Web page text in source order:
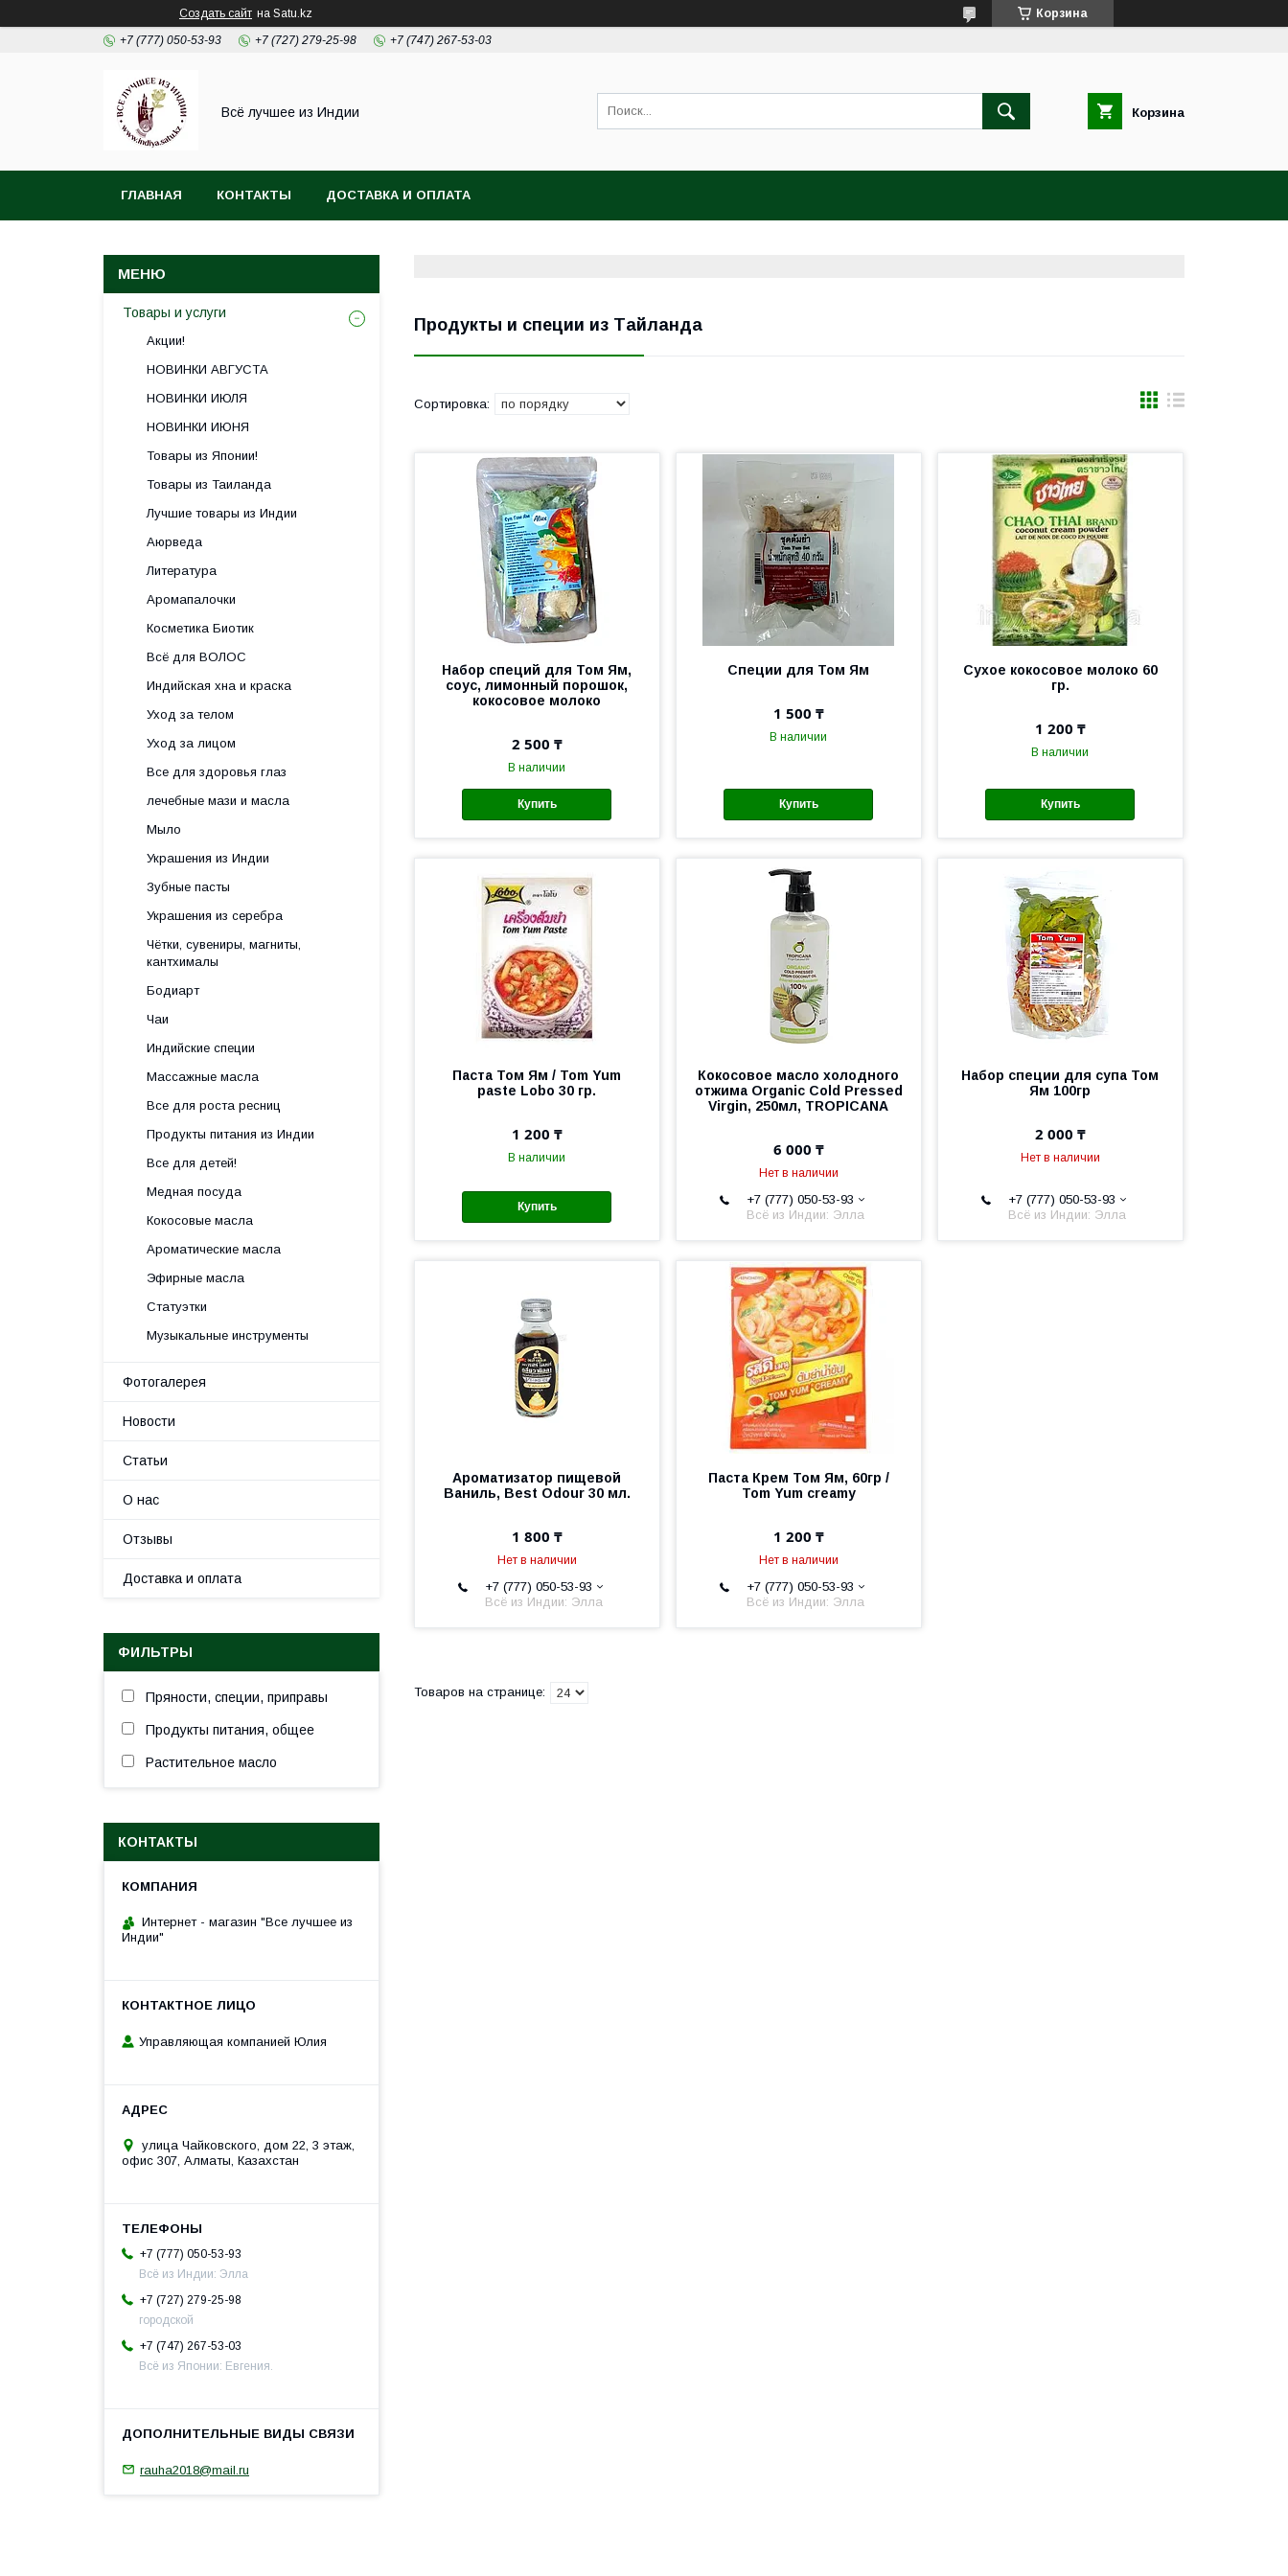
Создать сайт на Satu.kz Корзина
+7 (777) 050-53-93 +7 (727) 279-25-98 +7 (747) 267-53-03
Всё лучшее из Индии Корзина
ГЛАВНАЯ КОНТАКТЫ ДОСТАВКА И ОПЛАТА
Продукты и специи из Тайланда
Набор специй для Том Ям,
соус, лимонный порошок,
кокосовое молоко
2 500 ₸
В наличии
Купить
Специи для Том Ям
1 500 ₸
В наличии
Купить
Сухое кокосовое молоко 60
гр.
1 200 ₸
В наличии
Купить
Паста Том Ям / Tom Yum
paste Lobo 30 гр.
1 200 ₸
В наличии
Купить
Кокосовое масло холодного
отжима Organic Cold Pressed
Virgin, 250мл, TROPICANA
6 000 ₸
Нет в наличии
+7 (777) 050-53-93
Всё из Индии: Элла
Набор специи для супа Том
Ям 100гр
2 000 ₸
Нет в наличии
+7 (777) 050-53-93
Всё из Индии: Элла
Ароматизатор пищевой
Ваниль, Best Odour 30 мл.
1 800 ₸
Нет в наличии
+7 (777) 050-53-93
Всё из Индии: Элла
Паста Крем Том Ям, 60гр /
Tom Yum creamy
1 200 ₸
Нет в наличии
+7 (777) 050-53-93
Всё из Индии: Элла
Товары и услуги
Акции!
НОВИНКИ АВГУСТА
НОВИНКИ ИЮЛЯ
НОВИНКИ ИЮНЯ
Товары из Японии!
Товары из Таиланда
Лучшие товары из Индии
Аюрведа
Литература
Аромапалочки
Косметика Биотик
Всё для ВОЛОС
Индийская хна и краска
Уход за телом
Уход за лицом
Все для здоровья глаз
лечебные мази и масла
Мыло
Украшения из Индии
Зубные пасты
Украшения из серебра
Чётки, сувениры, магниты,
кантхималы
Бодиарт
Чаи
Индийские специи
Массажные масла
Все для роста ресниц
Продукты питания из Индии
Все для детей!
Медная посуда
Кокосовые масла
Ароматические масла
Эфирные масла
Статуэтки
Музыкальные инструменты
Фотогалерея
Новости
Статьи
О нас
Отзывы
Доставка и оплата
ФИЛЬТРЫ
Пряности, специи, приправы
Продукты питания, общее
Растительное масло
КОНТАКТЫ
Интернет - магазин "Все лучшее из
Индии"
Управляющая компанией Юлия
улица Чайковского, дом 22, 3 этаж,
офис 307, Алматы, Казахстан
+7 (777) 050-53-93
Всё из Индии: Элла
+7 (727) 279-25-98
городской
+7 (747) 267-53-03
Всё из Японии: Евгения.
rauha2018@mail.ru